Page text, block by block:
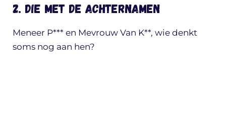
2. Die met de achternamen
Meneer P*** en Mevrouw Van K**, wie denkt
soms nog aan hen?